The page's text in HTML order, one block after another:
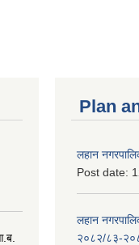
Plan
लहान
Post date:
लहान
२०८२/८३-